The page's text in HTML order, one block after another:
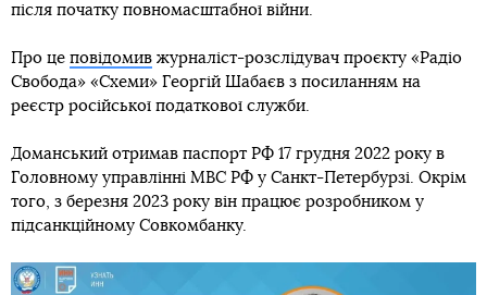
після початку повномасштабної війни.
Про це повідомив журналіст-розслідувач проєкту «Радіо
Свобода» «Схеми» Георгій Шабаєв з посиланням на
реєстр російської податкової служби.
Доманський отримав паспорт РФ 17 грудня 2022 року в
Головному управлінні МВС РФ у Санкт-Петербурзі. Окрім
того, з березня 2023 року він працює розробником у
підсанкційному Совкомбанку.